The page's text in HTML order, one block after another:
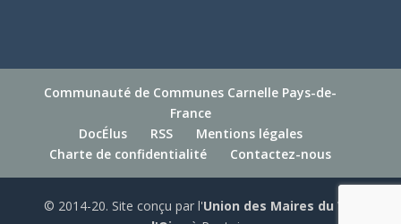
Communauté de Communes Carnelle Pays-de-
France
DocÉlus
RSS
Mentions légales
Charte de confidentialité
Contactez-nous
© 2014-20. Site conçu par l'Union des Maires du Val